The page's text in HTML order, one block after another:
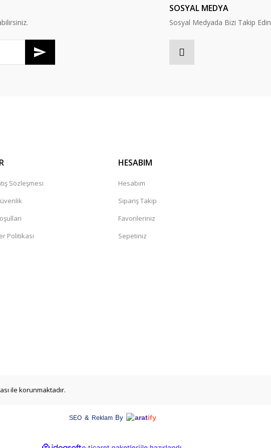
SOSYAL MEDYA
Sosyal Medyada Bizi Takip Edin
Sözleşmesi
Politikası
HESABIM
Hesabım
Sipariş Takip
Favorileriniz
Sepetiniz
ile korunmaktadır.
SEO & Reklam By aratify